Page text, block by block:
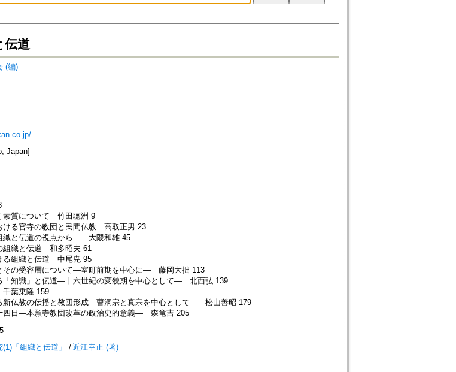
伝道
(編)
Japan]
素質について 竹田聴洲 9
ける官寺の教団と民間仏教 高取正男 23
織と伝道の視点から― 大隈和雄 45
組織と伝道 和多昭夫 61
る組織と伝道 中尾尭 95
その受容層について―室町前期を中心に― 藤岡大拙 113
「知識」と伝道―十六世紀の変貌期を中心として― 北西弘 139
葉乗隆 159
新仏教の伝播と教団形成―曹洞宗と真宗を中心として― 松山善昭 179
四日―本願寺教団改革の政治史的意義― 森竜吉 205
(1)「組織と伝道」 /近江幸正 (著)